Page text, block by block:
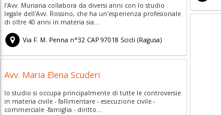
l'Avv. Muriana collabora da diversi anni con lo studio
legale dell'Avv. Rossino, che ha un'esperienza profesionale
di oltre 40 anni in materia sia...
Via F. M. Penna n°32CAP 97018 Scicli (Ragusa)
Avv. Maria Elena Scuderi
lo studio si occupa principalmente di tutte le controversie
in materia civile - fallimentare - esecuzione civile -
commerciale -famiglia - diritto...